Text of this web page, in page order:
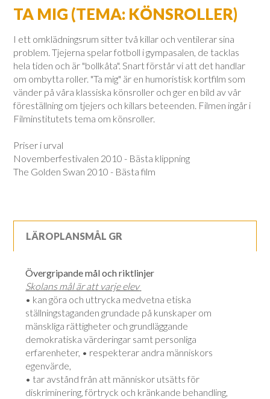
TA MIG (TEMA: KÖNSROLLER)
I ett omklädningsrum sitter två killar och ventilerar sina
problem. Tjejerna spelar fotboll i gympasalen, de tacklas
hela tiden och är "bollkåta". Snart förstår vi att det handlar
om ombytta roller. "Ta mig" är en humoristisk kortfilm som
vänder på våra klassiska könsroller och ger en bild av vår
föreställning om tjejers och killars beteenden. Filmen ingår i
Filminstitutets tema om könsroller.
Priser i urval
Novemberfestivalen 2010 - Bästa klippning
The Golden Swan 2010 - Bästa film
LÄROPLANSMÅL GR
Övergripande mål och riktlinjer
Skolans mål är att varje elev
• kan göra och uttrycka medvetna etiska
ställningstaganden grundade på kunskaper om
mänskliga rättigheter och grundläggande
demokratiska värderingar samt personliga
erfarenheter, • respekterar andra människors
egenvärde,
• tar avstånd från att människor utsätts för
diskriminering, förtryck och kränkande behandling,